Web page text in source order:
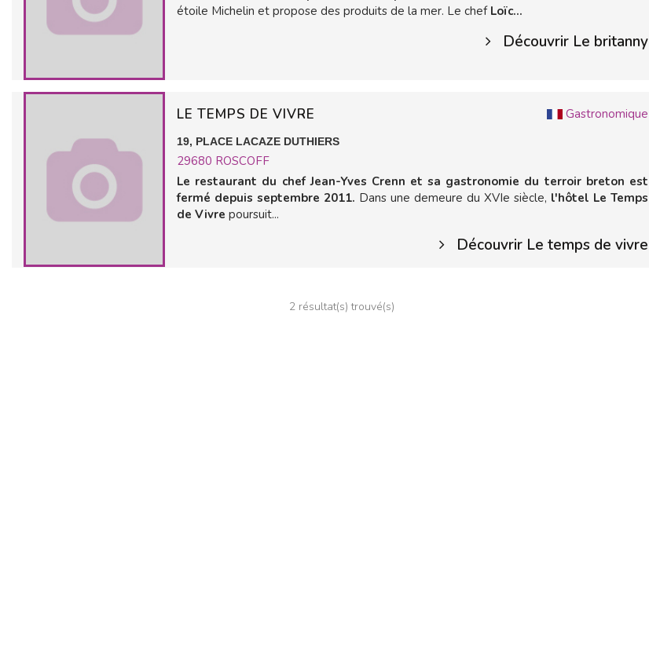
étoile Michelin et propose des produits de la mer. Le chef Loïc...
Découvrir Le britanny
Gastronomique
LE TEMPS DE VIVRE
19, PLACE LACAZE DUTHIERS
29680 ROSCOFF
Le restaurant du chef Jean-Yves Crenn et sa gastronomie du terroir breton est
fermé depuis septembre 2011. Dans une demeure du XVIe siècle, l'hôtel Le Temps
de Vivre poursuit...
Découvrir Le temps de vivre
2 résultat(s) trouvé(s)